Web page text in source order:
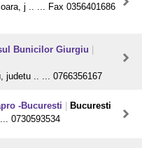
j .. ... Fax 0356401686
Bunicilor Giurgiu
judetu .. ... 0766356167
-Bucuresti
Bucuresti
0730593534